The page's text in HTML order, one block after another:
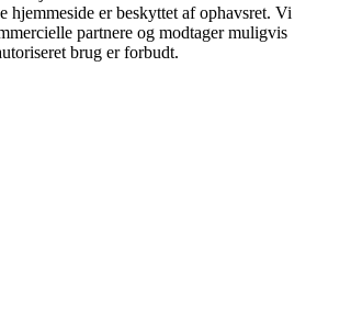
hjemmeside er beskyttet af ophavsret. Vi
partnere og modtager muligvis
brug er forbudt.